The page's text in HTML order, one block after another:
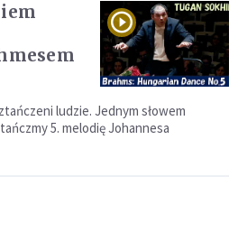
ludzie. Jednym słowem
5. melodię Johannesa